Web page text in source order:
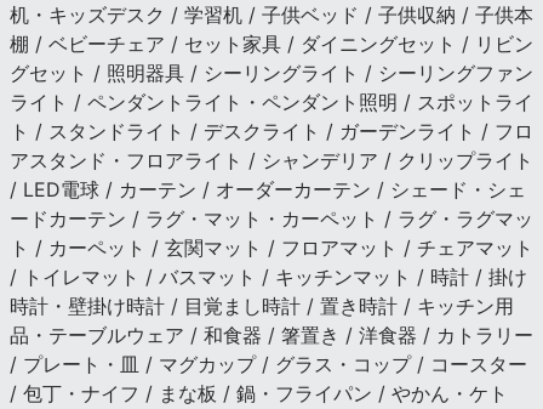
机・キッズデスク / 学習机 / 子供ベッド / 子供収納 / 子供本
棚 / ベビーチェア / セット家具 / ダイニングセット / リビン
グセット / 照明器具 / シーリングライト / シーリングファン
ライト / ペンダントライト・ペンダント照明 / スポットライ
ト / スタンドライト / デスクライト / ガーデンライト / フロ
アスタンド・フロアライト / シャンデリア / クリップライト
/ LED電球 / カーテン / オーダーカーテン / シェード・シェ
ードカーテン / ラグ・マット・カーペット / ラグ・ラグマッ
ト / カーペット / 玄関マット / フロアマット / チェアマット
/ トイレマット / バスマット / キッチンマット / 時計 / 掛け
時計・壁掛け時計 / 目覚まし時計 / 置き時計 / キッチン用
品・テーブルウェア / 和食器 / 箸置き / 洋食器 / カトラリー
/ プレート・皿 / マグカップ / グラス・コップ / コースター
/ 包丁・ナイフ / まな板 / 鍋・フライパン / やかん・ケト